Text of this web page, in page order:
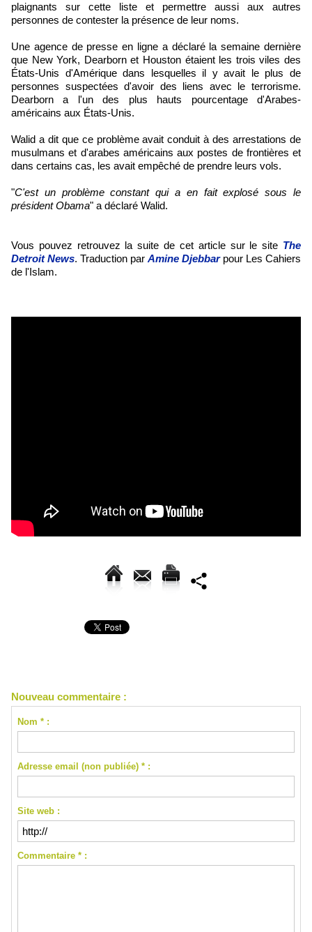
plaignants sur cette liste et permettre aussi aux autres
personnes de contester la présence de leur noms.
Une agence de presse en ligne a déclaré la semaine dernière
que New York, Dearborn et Houston étaient les trois viles des
États-Unis d'Amérique dans lesquelles il y avait le plus de
personnes suspectées d'avoir des liens avec le terrorisme.
Dearborn a l'un des plus hauts pourcentage d'Arabes-
américains aux États-Unis.
Walid a dit que ce problème avait conduit à des arrestations de
musulmans et d'arabes américains aux postes de frontières et
dans certains cas, les avait empêché de prendre leurs vols.
"C'est un problème constant qui a en fait explosé sous le
président Obama" a déclaré Walid.
Vous pouvez retrouvez la suite de cet article sur le site The
Detroit News. Traduction par Amine Djebbarpour Les Cahiers
de l'Islam.
Nouveau commentaire :
Nom * :
Adresse email (non publiée) * :
Site web :
Commentaire * :